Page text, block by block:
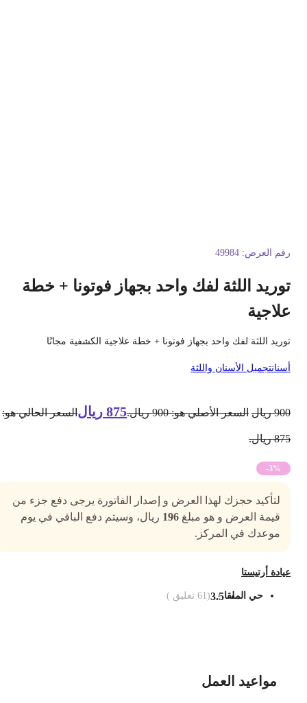
العرض: 49984
اللثة لفك واحد بجهاز فوتونا + خطة
اللثة لفك واحد بجهاز فوتونا + خطة علاجية الكشفية مجانًا
تجميل الأسنان واللثة
ريال السعر الأصلي هو: 900 ريال. 875 ريال السعر الحالي هو:
-3%
لتأكيد حجزك لهذا العرض و إصدار الفاتورة يرجى دفع جزء من
قيمة العرض و هو مبلغ196 ريال، وسيتم دفع الباقي في يوم
موعدك في المركز.
أرتيستا
حي الملقا 3.5
(
61تعليق )
مواعيد العمل